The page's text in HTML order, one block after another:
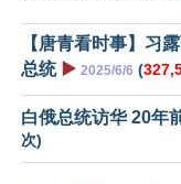
【唐青看时事】习
总统 ▶️ 2025/6/6 (
白俄总统访华 20年
次)